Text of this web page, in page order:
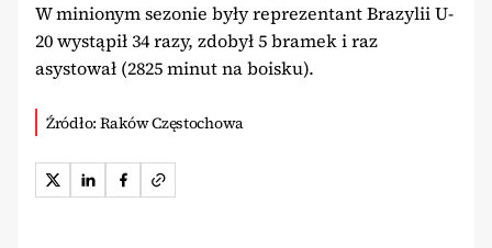
W minionym sezonie były reprezentant Brazylii U-
20 wystąpił 34 razy, zdobył 5 bramek i raz
asystował (2825 minut na boisku).
Źródło: Raków Częstochowa